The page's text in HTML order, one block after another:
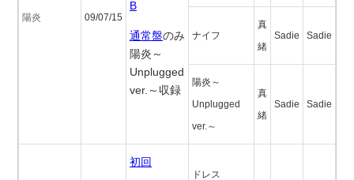
陽炎 09/07/15
B
通常盤のみ
陽炎～
Unplugged
ver.～収録
ナイフ
真
緒
Sadie Sadie
陽炎～
Unplugged
ver.～
真
緒
Sadie Sadie
初回
ドレス